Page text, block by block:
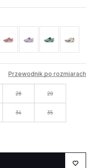
Przewodnik po rozmiarach
28 29
34 35